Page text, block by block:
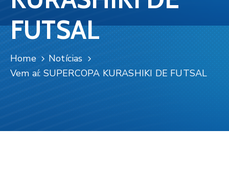
FUTSAL
Home
Notícias
Vem aí: SUPERCOPA KURASHIKI DE FUTSAL